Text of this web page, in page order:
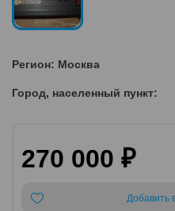
Регион: Москва
Город, населенный пункт:
270 000 ₽
Добавить